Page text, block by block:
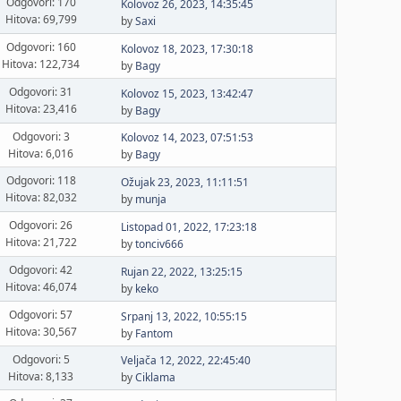
Hitova: 69,799
Kolovoz 26, 2023, 14:35:45
bySaxi
Odgovori: 160
Hitova: 122,734
Kolovoz 18, 2023, 17:30:18
by Bagy
Odgovori: 31
Hitova: 23,416
Kolovoz 15, 2023, 13:42:47
by Bagy
Odgovori: 3
Hitova: 6,016
Kolovoz 14, 2023, 07:51:53
by Bagy
Odgovori: 118
Hitova: 82,032
Ožujak 23, 2023, 11:11:51
by munja
Odgovori: 26
Hitova: 21,722
Listopad 01, 2022, 17:23:18
bytonciv666
Odgovori: 42
Hitova: 46,074
Rujan 22, 2022, 13:25:15
by keko
Odgovori: 57
Hitova: 30,567
Srpanj 13, 2022, 10:55:15
by Fantom
Odgovori: 5
Hitova: 8,133
Veljača 12, 2022, 22:45:40
byCiklama